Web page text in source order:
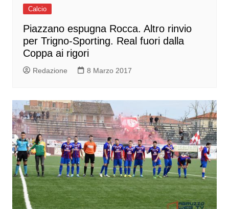
Calcio
Piazzano espugna Rocca. Altro rinvio
per Trigno-Sporting. Real fuori dalla
Coppa ai rigori
Redazione 8 Marzo 2017